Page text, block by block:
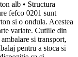
alb • Structura
fefco 0201 sunt
si o ondula. Acestea
variate. Cutiile din
si transport,
pentru a stoca si